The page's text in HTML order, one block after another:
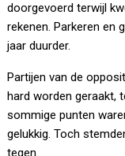
doorgevoerd terwijl
rekenen. Parkeren en
jaar duurder.
Partijen van de
hard worden geraakt,
sommige punten
gelukkig. Toch
tegen.